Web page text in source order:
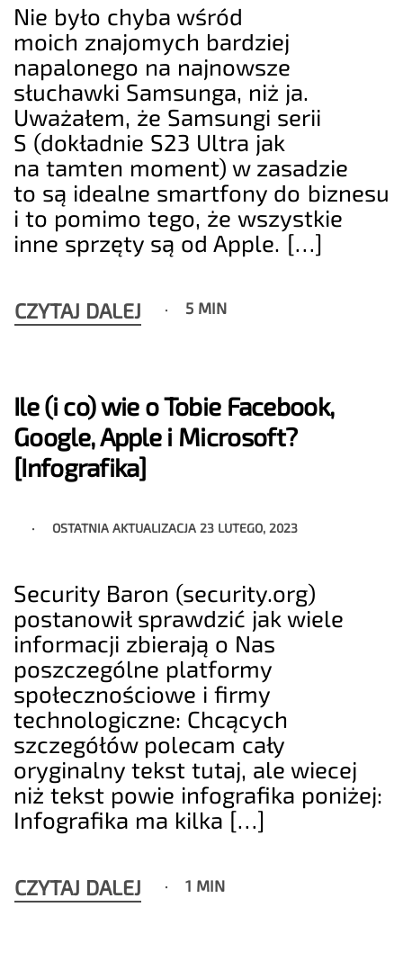
Nie było chyba wśród
moich znajomych bardziej
napalonego na najnowsze
słuchawki Samsunga, niż ja.
Uważałem, że Samsungi serii
S (dokładnie S23 Ultra jak
na tamten moment) w zasadzie
to są idealne smartfony do biznesu
i to pomimo tego, że wszystkie
inne sprzęty są od Apple. […]
CZYTAJ DALEJ 5 MIN
Ile (i co) wie o Tobie Facebook,
Google, Apple i Microsoft?
[Infografika]
OSTATNIA AKTUALIZACJA 23 LUTEGO, 2023
Security Baron (security.org)
postanowił sprawdzić jak wiele
informacji zbierają o Nas
poszczególne platformy
społecznościowe i firmy
technologiczne: Chcących
szczegółów polecam cały
oryginalny tekst tutaj, ale wiecej
niż tekst powie infografika poniżej:
Infografika ma kilka […]
CZYTAJ DALEJ 1 MIN